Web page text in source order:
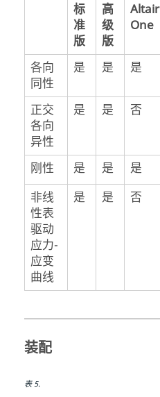
标
准
版
高
级
版
Altair
One
各向
同性
是 是 是
正交
各向
异性
是 是 否
刚性 是 是 是
非线
性表
驱动
应力-
应变
曲线
是 是 否
装配
表5.